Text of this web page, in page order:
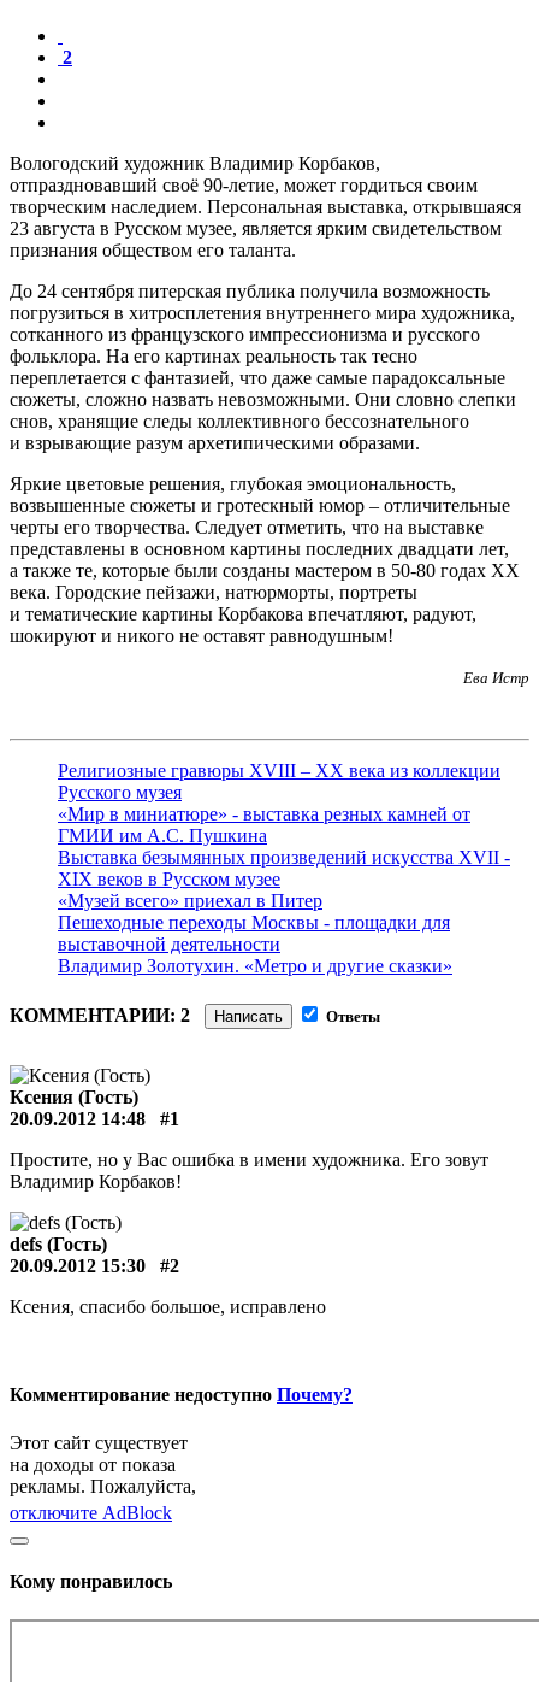
2
Вологодский художник Владимир Корбаков,
отпраздновавший своё 90-летие, может гордиться своим
творческим наследием. Персональная выставка, открывшаяся
23 августа в Русском музее, является ярким свидетельством
признания обществом его таланта.
До 24 сентября питерская публика получила возможность
погрузиться в хитросплетения внутреннего мира художника,
сотканного из французского импрессионизма и русского
фольклора. На его картинах реальность так тесно
переплетается с фантазией, что даже самые парадоксальные
сюжеты, сложно назвать невозможными. Они словно слепки
снов, хранящие следы коллективного бессознательного
и взрывающие разум архетипическими образами.
Яркие цветовые решения, глубокая эмоциональность,
возвышенные сюжеты и гротескный юмор – отличительные
черты его творчества. Следует отметить, что на выставке
представлены в основном картины последних двадцати лет,
а также те, которые были созданы мастером в 50-80 годах ХХ
века. Городские пейзажи, натюрморты, портреты
и тематические картины Корбакова впечатляют, радуют,
шокируют и никого не оставят равнодушным!
Ева Истр
Религиозные гравюры XVIII – ХХ века из коллекции
Русского музея
«Мир в миниатюре» - выставка резных камней от
ГМИИ им А.С. Пушкина
Выставка безымянных произведений искусства XVII -
XIX веков в Русском музее
«Музей всего» приехал в Питер
Пешеходные переходы Москвы - площадки для
выставочной деятельности
Владимир Золотухин. «Метро и другие сказки»
КОММЕНТАРИИ: 2 Написать Ответы
Ксения (Гость)
20.09.2012 14:48
#1
Простите, но у Вас ошибка в имени художника. Его зовут
Владимир Корбаков!
defs (Гость)
20.09.2012 15:30
#2
Ксения, спасибо большое, исправлено
Комментирование недоступно Почему?
Этот сайт существует
на доходы от показа
рекламы. Пожалуйста,
отключите AdBlock
Кому понравилось